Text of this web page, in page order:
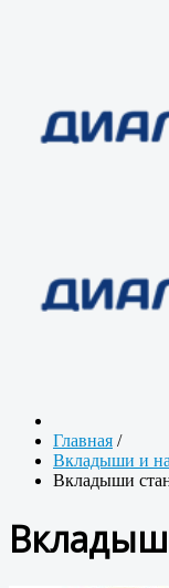
Главная /
Вкладыши и
Вкладыши